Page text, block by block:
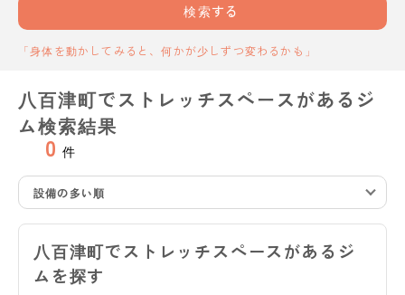
検索する
「身体を動かしてみると、何かが少しずつ変わるかも」
八百津町でストレッチスペースがあるジ
ム検索結果
0 件
設備の多い順
八百津町でストレッチスペースがあるジ
ムを探す